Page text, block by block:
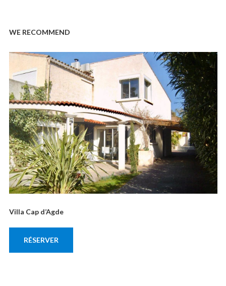
WE RECOMMEND
Villa Cap d’Agde
RÉSERVER